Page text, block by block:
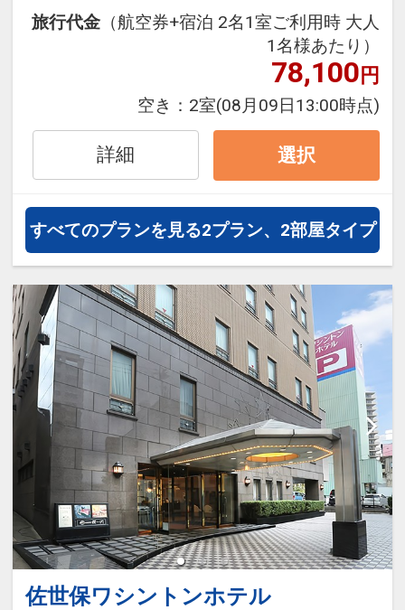
泊・飛び泊なども自由自在です。
JALマイレージ会員の方にはフライ
トマイルが50%貯まります。
●2026年6月1日、客室やロビー、レ
ストランなどをリニューアルしてリ
ブランドオープンいたしました。
■宿泊者特典
ミネラルウォーターをお1人様1本プ
レゼント
旅行代金 （航空券+宿泊 2名1室ご利用時 大人
1名様あたり）
78,100円
空き： 2室(08月09日13:00時点)
詳細 選択
すべてのプランを見る2プラン、2部屋タイプ
佐世保ワシントンホテル